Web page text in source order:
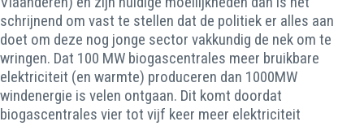
schrijnend om vast te stellen dat de politiek er alles aan
doet om deze nog jonge sector vakkundig de nek om te
wringen. Dat 100 MW biogascentrales meer bruikbare
elektriciteit (en warmte) produceren dan 1000MW
windenergie is velen ontgaan. Dit komt doordat
biogascentrales vier tot vijf keer meer elektriciteit